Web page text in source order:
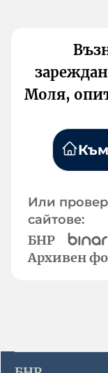
Моля,
Или
сайтове:
БНР
Архивен